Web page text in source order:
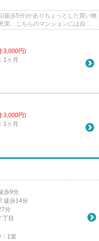
徒歩5分)がありちょっとした買い物
実。こちらのマンションには自走
3,000円)
1ヶ月
3,000円)
1ヶ月
歩9分
徒歩14分
分
丁目
1室